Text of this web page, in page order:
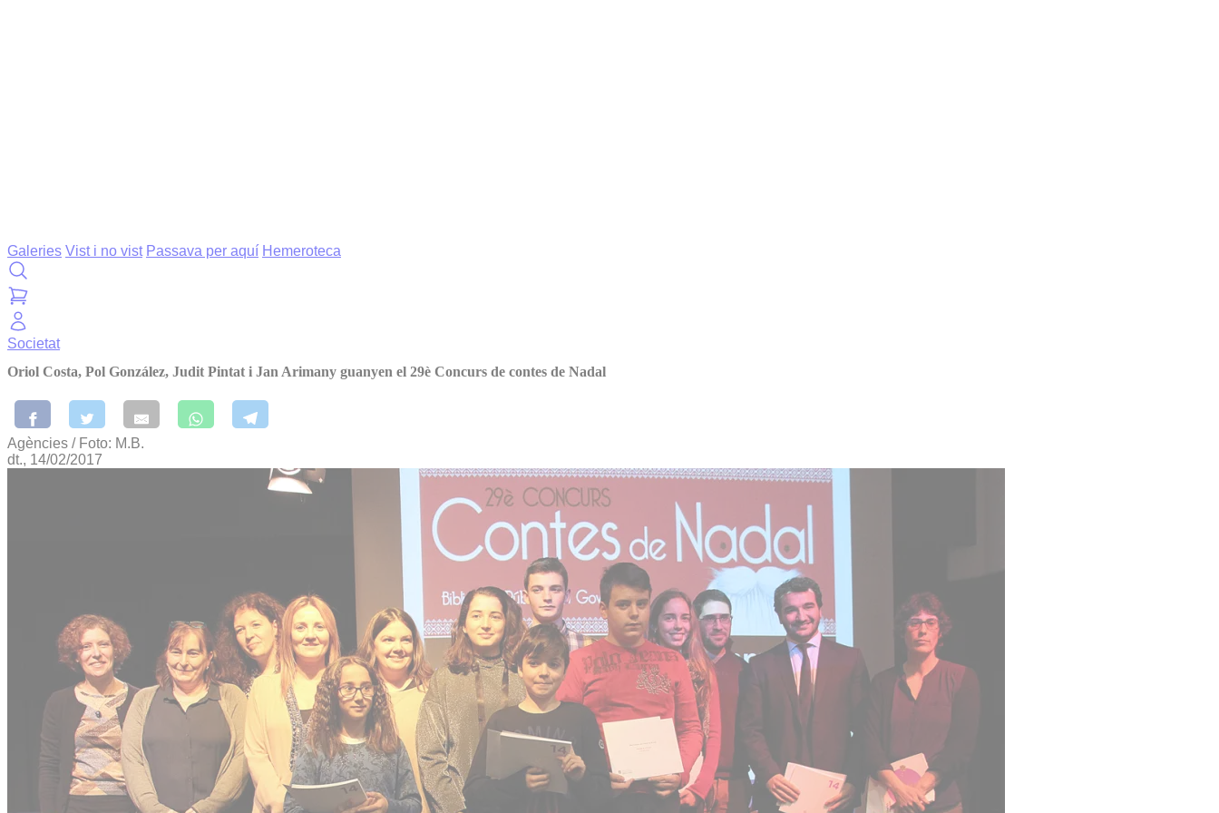
Galeries Vist i no vist Passava per aquí Hemeroteca
Societat
Oriol Costa, Pol González, Judit Pintat i Jan Arimany guanyen el 29è Concurs de contes de Nadal
Agències / Foto: M.B.
dt., 14/02/2017